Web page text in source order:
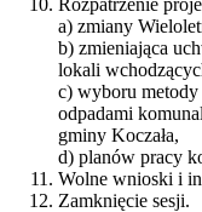
a) zmiany
b) zmieniająca
lokali
c) wyboru metody
odpadami
gminy Koczała,
d) planów pracy
Wolne wnioski i
Zamknięcie sesji.